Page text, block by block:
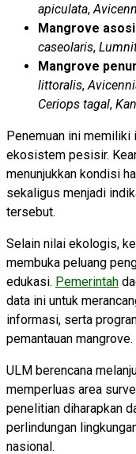
apiculata,
Mangrove
caseolaris,
Mangrove
littoralis,
Ceriops tagal,
Penemuan ini
ekosistem pesisir.
menunjukkan kondisi
sekaligus menjadi
tersebut.
Selain nilai ekologis,
membuka peluang
edukasi. Pemerintah
data ini untuk
informasi, serta
pemantauan mangrove.
ULM berencana
memperluas area
penelitian diharapkan
perlindungan
nasional.